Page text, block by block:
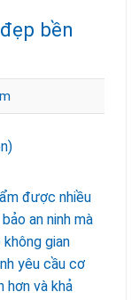
bền
được nhiều
an ninh mà
gian
yêu cầu cơ
hơn và khả